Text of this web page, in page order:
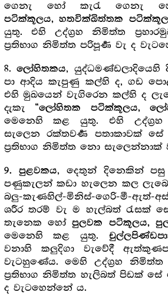
ගෙනැ හෝ කැරැ ගෙනැ
පටික්කූලය, හතවික්ඛිත්තක
යුතු. එහි උද්ග්‍ර‍හ නිමිත්ත
ප්‍ර‍තිභාග නිමිත්ත පරිපූර්‍ණ වැ ද
8.ලෝහිතකය, යුද්ධමණ්ඩලාදියෙහි
පා ආදිය කැපුණු කල්හි ද, ගඩ
එහි මුඛයෙන් වැගිරෙන කල්හි ද
දැකැ “ලෝහිතක පටික්කූලය,
මෙනෙහි කළ යුතු. එහි
සැලෙන රක්තවර්‍ණ පතාකාවක් සේ
ප්‍ර‍තිභාග නිමිත්ත නො සැලෙන්නාක්
9. පුළවකය, දෙතුන් දිනෙකින්
පණුකැලන් කඩා හැලෙන කල
බලු-කැණහිල්-මිනිස්-ගෙරි-මී-
ශරීර තරම් වැ ම හැල්බත් රැසක්
තැනෙක හෝපුලවක පටිකූලය,
මෙනෙහි කළ යුතු.
වනාහි කලුදිගා වැවේදී
වැටහුණේය. මෙහි උද්ග්‍ර‍හ නිමිත්ත
ප්‍ර‍තිභාග නිමිත්ත හැලිබත් පිඩක්
ද වැටහෙන්නේ ය.